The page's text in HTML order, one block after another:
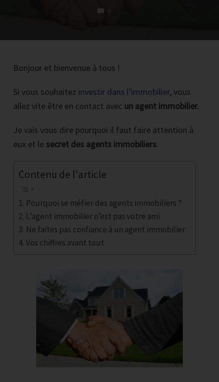
0COMMENTS
Bonjour et bienvenue à tous !
Si vous souhaitez investir dans l’immobilier, vous
allez vite être en contact avec un agent immobilier.
Je vais vous dire pourquoi il faut faire attention à
eux et le secret des agents immobiliers.
Contenu de l'article
Pourquoi se méfier des agents immobiliers ?
L’agent immobilier n’est pas votre ami
Ne faites pas confiance à un agent immobilier
Vos chiffres avant tout
RECEVOIR LA PREMIERE VIDEO PAR EMAIL
Inscrire votre email et cliquez sur le bouton noir maintenant
Chaque vidéo reprend les bases et l'on voit en détails une épreuve pour
que vous puissiez la comprendre, savoir la résoudre et passer à l'action.